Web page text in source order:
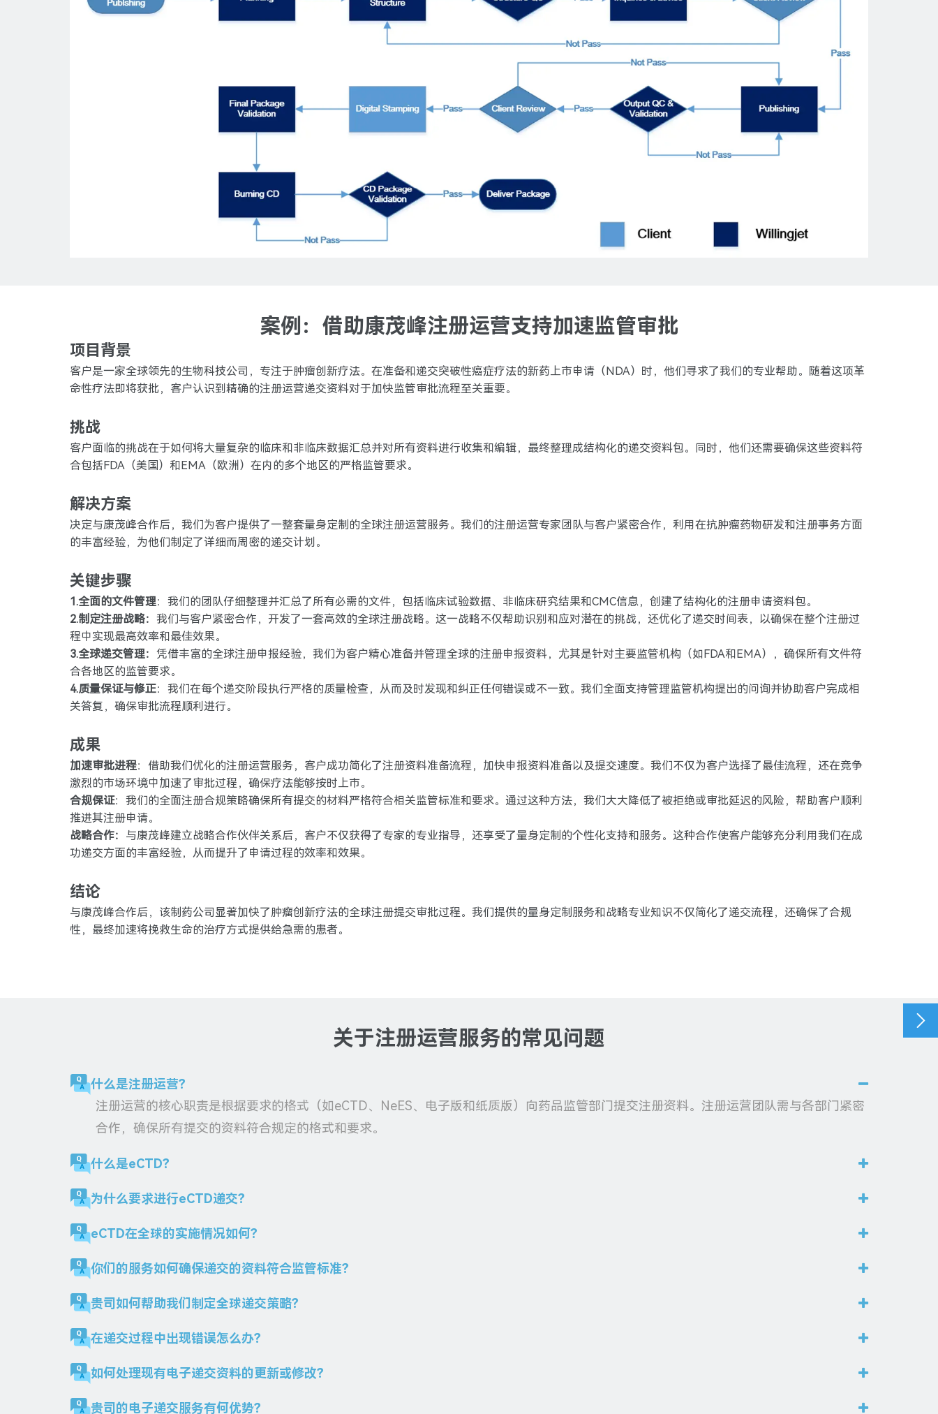
案例：借助康茂峰注册运营支持加速监管审批
项目背景
客户是一家全球领先的生物科技公司，专注于肿瘤创新疗法。在准备和递交突破性癌症疗法的新药上市申请（NDA）时，他们寻求了我们的专业帮助。随着这项革
命性疗法即将获批，客户认识到精确的注册运营递交资料对于加快监管审批流程至关重要。
挑战
客户面临的挑战在于如何将大量复杂的临床和非临床数据汇总并对所有资料进行收集和编辑，最终整理成结构化的递交资料包。同时，他们还需要确保这些资料符
合包括FDA（美国）和EMA（欧洲）在内的多个地区的严格监管要求。
解决方案
决定与康茂峰合作后，我们为客户提供了一整套量身定制的全球注册运营服务。我们的注册运营专家团队与客户紧密合作，利用在抗肿瘤药物研发和注册事务方面
的丰富经验，为他们制定了详细而周密的递交计划。
关键步骤
1.全面的文件管理：我们的团队仔细整理并汇总了所有必需的文件，包括临床试验数据、非临床研究结果和CMC信息，创建了结构化的注册申请资料包。
2.制定注册战略： 我们与客户紧密合作，开发了一套高效的全球注册战略。这一战略不仅帮助识别和应对潜在的挑战，还优化了递交时间表，以确保在整个注册过
程中实现最高效率和最佳效果。
3.全球递交管理： 凭借丰富的全球注册申报经验，我们为客户精心准备并管理全球的注册申报资料，尤其是针对主要监管机构（如FDA和EMA），确保所有文件符
合各地区的监管要求。
4.质量保证与修正：我们在每个递交阶段执行严格的质量检查，从而及时发现和纠正任何错误或不一致。我们全面支持管理监管机构提出的问询并协助客户完成相
关答复，确保审批流程顺利进行。
成果
加速审批进程：借助我们优化的注册运营服务，客户成功简化了注册资料准备流程，加快申报资料准备以及提交速度。我们不仅为客户选择了最佳流程，还在竞争
激烈的市场环境中加速了审批过程，确保疗法能够按时上市。
合规保证：我们的全面注册合规策略确保所有提交的材料严格符合相关监管标准和要求。通过这种方法，我们大大降低了被拒绝或审批延迟的风险，帮助客户顺利
推进其注册申请。
战略合作： 与康茂峰建立战略合作伙伴关系后，客户不仅获得了专家的专业指导，还享受了量身定制的个性化支持和服务。这种合作使客户能够充分利用我们在成
功递交方面的丰富经验，从而提升了申请过程的效率和效果。
结论
与康茂峰合作后，该制药公司显著加快了肿瘤创新疗法的全球注册提交审批过程。我们提供的量身定制服务和战略专业知识不仅简化了递交流程，还确保了合规
性，最终加速将挽救生命的治疗方式提供给急需的患者。
关于注册运营服务的常见问题
什么是注册运营？
注册运营的核心职责是根据要求的格式（如eCTD、NeES、电子版和纸质版）向药品监管部门提交注册资料。注册运营团队需与各部门紧密
合作，确保所有提交的资料符合规定的格式和要求。
什么是eCTD？
为什么要求进行eCTD递交？
eCTD在全球的实施情况如何？
你们的服务如何确保递交的资料符合监管标准？
贵司如何帮助我们制定全球递交策略？
在递交过程中出现错误怎么办？
如何处理现有电子递交资料的更新或修改？
贵司的电子递交服务有何优势？
